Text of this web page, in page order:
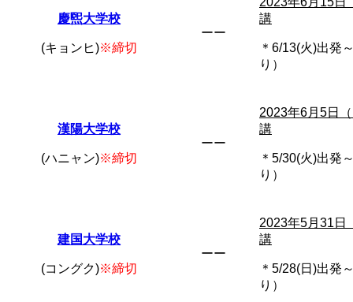
慶煕大学校
(キョンヒ)※締切
ーー
講
＊6/13(火)出発
り）
漢陽大学校
(ハニャン)※締切
ーー
2023年6月5日
講
＊5/30(火)出発
り）
建国大学校
(コングク)※締切
ーー
2023年5月31日
講
＊5/28(日)出発
り）